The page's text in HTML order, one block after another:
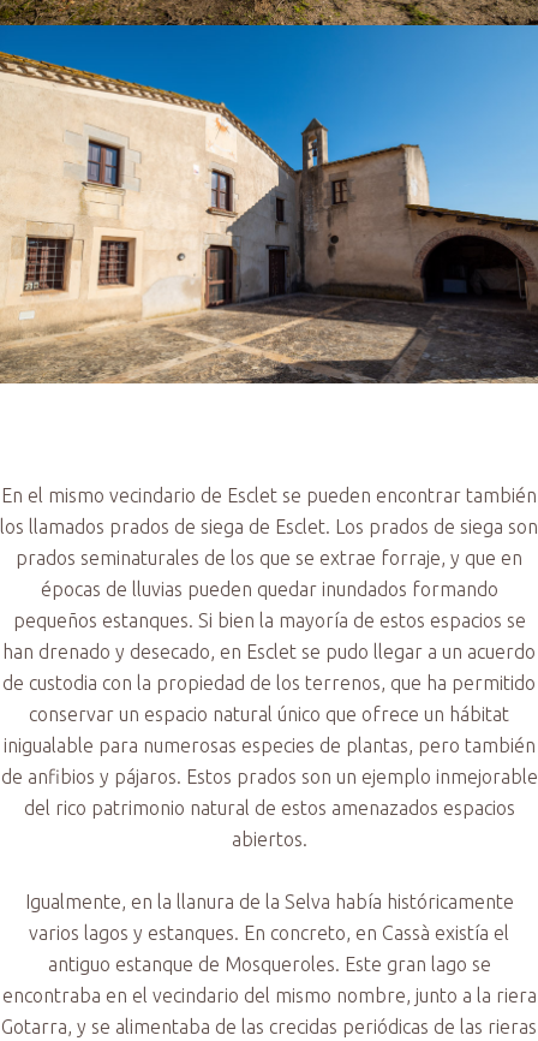
En el mismo vecindario de Esclet se pueden encontrar también
los llamados prados de siega de Esclet. Los prados de siega son
prados seminaturales de los que se extrae forraje, y que en
épocas de lluvias pueden quedar inundados formando
pequeños estanques. Si bien la mayoría de estos espacios se
han drenado y desecado, en Esclet se pudo llegar a un acuerdo
de custodia con la propiedad de los terrenos, que ha permitido
conservar un espacio natural único que ofrece un hábitat
inigualable para numerosas especies de plantas, pero también
de anfibios y pájaros. Estos prados son un ejemplo inmejorable
del rico patrimonio natural de estos amenazados espacios
abiertos.
Igualmente, en la llanura de la Selva había históricamente
varios lagos y estanques. En concreto, en Cassà existía el
antiguo estanque de Mosqueroles. Este gran lago se
encontraba en el vecindario del mismo nombre, junto a la riera
Gotarra, y se alimentaba de las crecidas periódicas de las rieras